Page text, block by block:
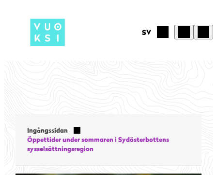
SV
Ingångssidan
Öppettider under sommaren i Sydösterbottens
sysselsättningsregion